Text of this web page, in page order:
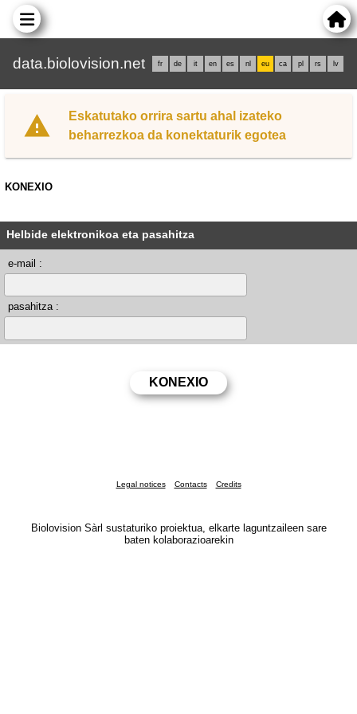
data.biolovision.net fr de it en es nl eu ca pl rs lv
Eskatutako orrira sartu ahal izateko
beharrezkoa da konektaturik egotea
KONEXIO
Helbide elektronikoa eta pasahitza
e-mail :
pasahitza :
Legal notices Contacts Credits
Biolovision Sàrl sustaturiko proiektua, elkarte laguntzaileen sare
baten kolaborazioarekin